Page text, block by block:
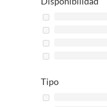
Tipo